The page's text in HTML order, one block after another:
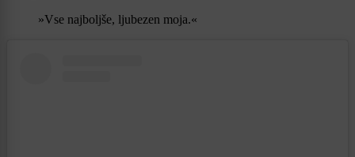
»Vse najboljše, ljubezen moja.«